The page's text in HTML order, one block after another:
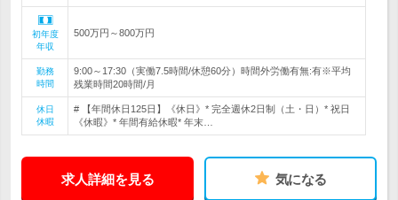
初年度
年収
500万円～800万円
勤務
時間
9:00～17:30（実働7.5時間/休憩60分）時間外労働有無:有※平均
残業時間20時間/月
休日
休暇
# 【年間休日125日】《休日》* 完全週休2日制（土・日）* 祝日
《休暇》* 年間有給休暇* 年末…
求人詳細を見る 気になる